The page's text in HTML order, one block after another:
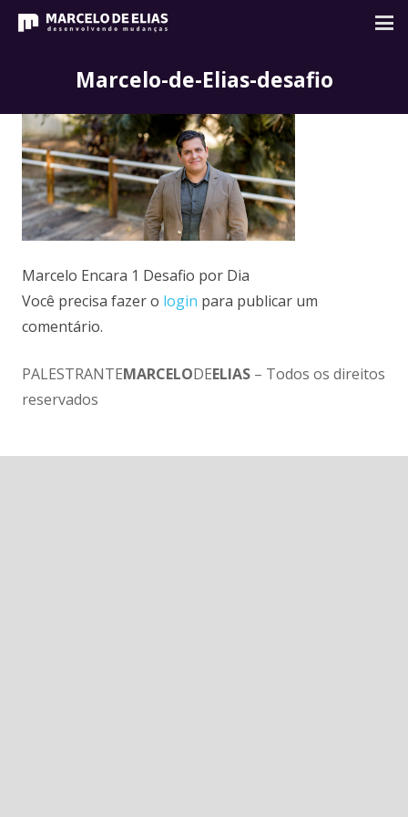
Marcelo-de-Elias-desafio
Marcelo Encara 1 Desafio por Dia
Você precisa fazer o login para publicar um
comentário.
PALESTRANTEMARCELODEELIAS – Todos os direitos
reservados